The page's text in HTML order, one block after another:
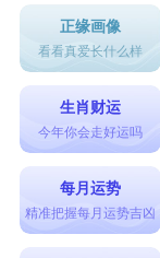
正缘画像
看看真爱长什么样
生肖财运
今年你会走好运吗
每月运势
精准把握每月运势吉凶